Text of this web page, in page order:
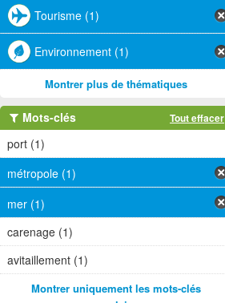
Tourisme (1)
Environnement (1)
Montrer plus de thématiques
Mots-clés Tout effacer
port (1)
métropole (1)
mer (1)
carenage (1)
avitaillement (1)
Montrer uniquement les mots-clés